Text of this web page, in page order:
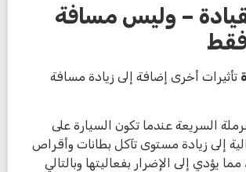
– وليس مسافة
فقط
تأثيرات أخرى إضافة إلى زيادة مسافة
السريعة عندما تكون السيارة على
إلى زيادة مستوى تآكل بطانات وأقراص
مما يؤدي إلى الإضرار بفعاليتها وبالتالي